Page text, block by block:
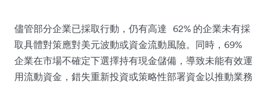
儘管部分企業已採取行動，仍有高達 62% 的企業未有採
取具體對策應對美元波動或資金流動風險。同時， 69%
企業在市場不確定下選擇持有現金儲備，導致未能有效運
用流動資金，錯失重新投資或策略性部署資金以推動業務